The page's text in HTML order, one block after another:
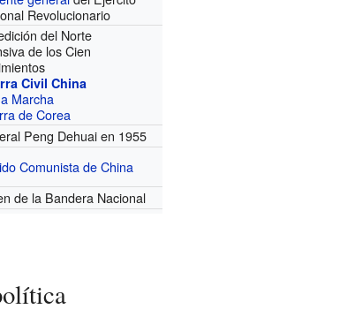
Revolucionario
del Norte
de los Cien
Civil China
Marcha
de Corea
Peng Dehuai en 1955
Comunista de China
de la Bandera Nacional